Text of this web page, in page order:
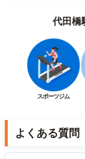
代田橋
スポーツジム
よくある質問